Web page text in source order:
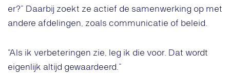
er?” Daarbij zoekt ze actief de samenwerking op met
andere afdelingen, zoals communicatie of beleid.
“Als ik verbeteringen zie, leg ik die voor. Dat wordt
eigenlijk altijd gewaardeerd.”